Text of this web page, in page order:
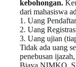
kebohongan.
dari mahasiswa
1. Uang
2. Uang
3. Uang ujian
Tidak ada uang
penebusan
Biaya NIMKO,